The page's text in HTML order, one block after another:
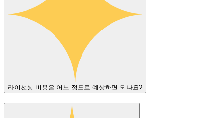
라이선싱 비용은 어느 정도로 예상하면 되나요?